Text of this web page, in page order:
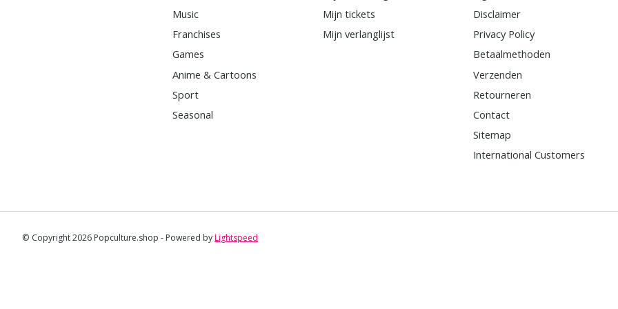
Music
Franchises
Games
Anime & Cartoons
Sport
Seasonal
Mijn tickets
Mijn verlanglijst
Disclaimer
Privacy Policy
Betaalmethoden
Verzenden
Retourneren
Contact
Sitemap
International Customers
© Copyright 2026 Popculture.shop - Powered byLightspeed